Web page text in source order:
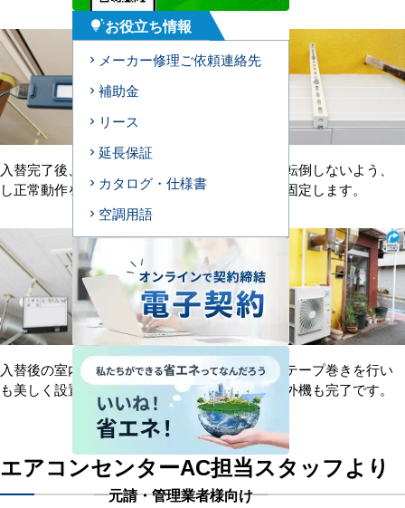
入替完了後、冷房温度を測定
し正常動作を確認します。
新室外機が転倒しないよう、
建物壁面に固定します。
入替後の室内機です。見た目
も美しく設置完了しました。
新設配管はテープ巻きを行い
ました。室外機も完了です。
エアコンセンターAC担当スタッフより
tips_and_updatesお役立ち情報
メーカー修理ご依頼連絡先
補助金
リース
延長保証
カタログ・仕様書
空調用語
元請・管理業者様向け